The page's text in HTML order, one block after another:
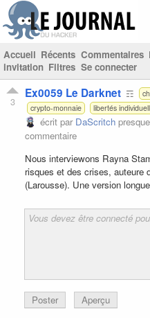
Accueil Récents Commentaires
invitation Filtres Se connecter
3
Ex0059 Le Darknet ☶
crypto-monnaie
libertés
écrit par DaScritch
commentaire
Nous interviewons Rayna
risques et des crises, auteure
(Larousse). Une version
Poster Aperçu